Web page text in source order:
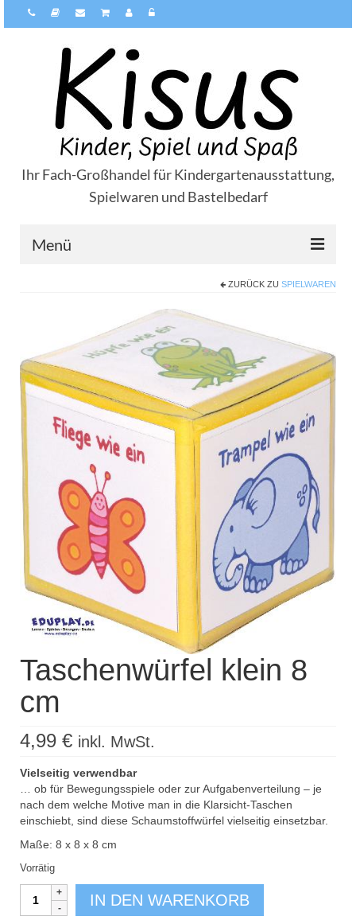
Ihr Fach-Großhandel für Kindergartenausstattung,
Spielwaren und Bastelbedarf
Menü
Versandarten
Kisus Katalog anfordern
Newsletter
Kontakt
Log In / Mein Konto
Products
search
ZURÜCK ZU SPIELWAREN
Taschenwürfel klein 8
cm
4,99 € inkl. MwSt.
Vielseitig verwendbar
… ob für Bewegungsspiele oder zur Aufgabenverteilung – je
nach dem welche Motive man in die Klarsicht-Taschen
einschiebt, sind diese Schaumstoffwürfel vielseitig einsetzbar.
Maße: 8 x 8 x 8 cm
Vorrätig
Taschenwürfel
klein
IN DEN WARENKORB